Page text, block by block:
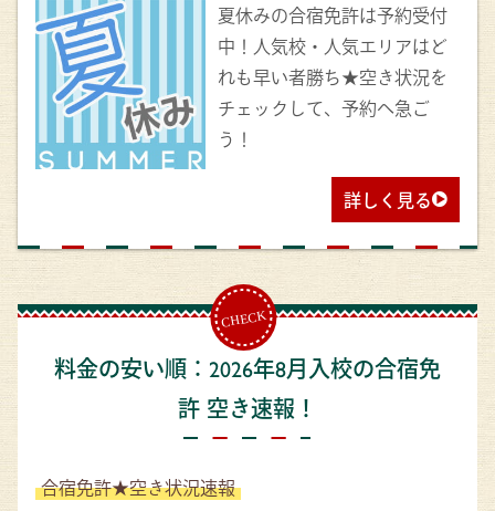
夏休みの合宿免許は予約受付
中！人気校・人気エリアはど
れも早い者勝ち★空き状況を
チェックして、予約へ急ご
う！
詳しく見る
料金の安い順：2026年8月入校の合宿免
許 空き速報！
合宿免許★空き状況速報